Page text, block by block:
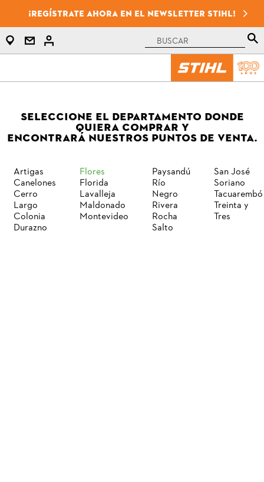
¡Regístrate ahora en el newsletter STIHL!
SELECCIONE EL DEPARTAMENTO DONDE
QUIERA COMPRAR Y
ENCONTRARÁ NUESTROS PUNTOS DE VENTA.
Artigas
Canelones
Cerro
Largo
Colonia
Durazno
Flores
Florida
Lavalleja
Maldonado
Montevideo
Paysandú
Río
Negro
Rivera
Rocha
Salto
San José
Soriano
Tacuarembó
Treinta y
Tres